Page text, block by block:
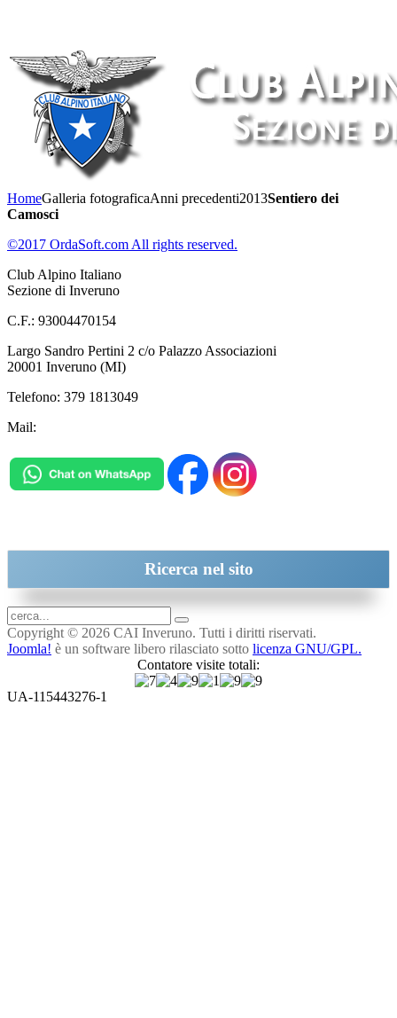
HomeGalleria fotograficaAnni precedenti2013Sentiero dei
Camosci
©2017 OrdaSoft.com All rights reserved.
Club Alpino Italiano
Sezione di Inveruno
C.F.: 93004470154
Largo Sandro Pertini 2 c/o Palazzo Associazioni
20001 Inveruno (MI)
Telefono: 379 1813049
Mail:
Ricerca nel sito
Copyright © 2026 CAI Inveruno. Tutti i diritti riservati.
Joomla! è un software libero rilasciato sotto licenza GNU/GPL.
Contatore visite totali:
UA-115443276-1